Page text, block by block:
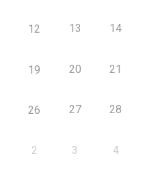
12 13 14
19 20 21
26 27 28
2 3 4